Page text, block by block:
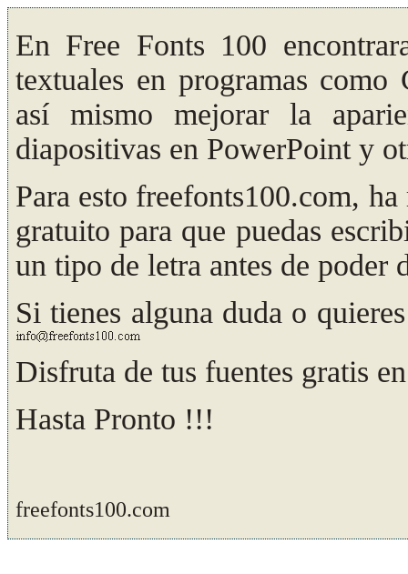
En Free Fonts 100
textuales en programas
así mismo mejorar la
diapositivas en PowerPoint y
Para esto freefonts100.com,
gratuito para que puedas
un tipo de letra antes de poder
Si tienes alguna duda o
Disfruta de tus fuentes gratis
Hasta Pronto !!!
freefonts100.com